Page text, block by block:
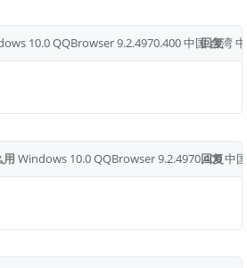
回复
10.0QQBrowser 9.2.4970.400中国 台湾
回复
用 Windows 10.0QQBrowser 9.2.4970.400中